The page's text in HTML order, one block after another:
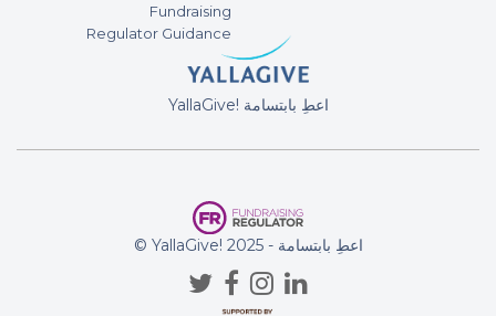
Fundraising
Regulator Guidance
YallaGive! اعطِ بابتسامة
© YallaGive! اعطِ بابتسامة - 2025